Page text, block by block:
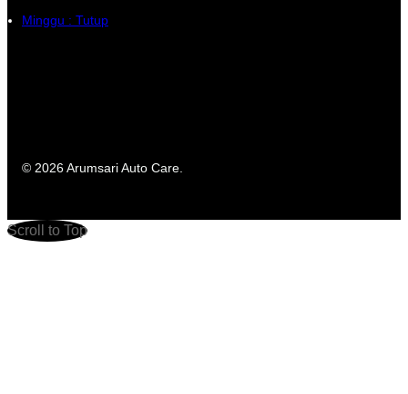
Minggu : Tutup
© 2026 Arumsari Auto Care.
Scroll to Top